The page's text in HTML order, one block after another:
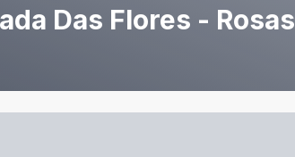
Das Flores - Rosas